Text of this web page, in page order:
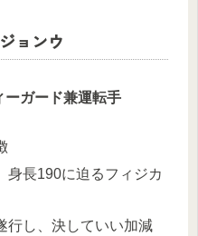
ョンウ
ーガード兼運転手
身長190に迫るフィジカ
行し、決していい加減